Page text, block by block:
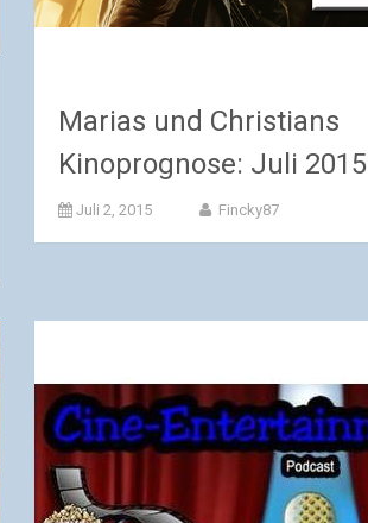
Marias und Christians
Kinoprognose: Juli 2015
Juli 2, 2015 Fincky87